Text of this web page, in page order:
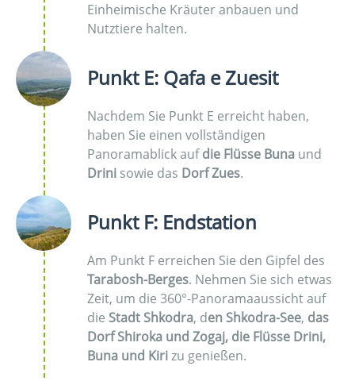
Einheimische Kräuter anbauen und
Nutztiere halten.
Punkt E: Qafa e Zuesit
Nachdem Sie Punkt E erreicht haben,
haben Sie einen vollständigen
Panoramablick aufdie Flüsse Buna und
Drini sowie das Dorf Zues.
Punkt F: Endstation
Am Punkt F erreichen Sie den Gipfel des
Tarabosh-Berges. Nehmen Sie sich etwas
Zeit, um die 360°-Panoramaaussicht auf
die Stadt Shkodra, den Shkodra-See, das
Dorf Shiroka und Zogaj, die Flüsse Drini,
Buna und Kirizu genießen.